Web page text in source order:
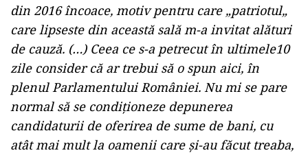
din 2016 încoace, motiv pentru care „patriotul„
care lipseste din această sală m-a invitat alături
de cauză. (…) Ceea ce s-a petrecut în ultimele10
zile consider că ar trebui să o spun aici, în
plenul Parlamentului României. Nu mi se pare
normal să se condiționeze depunerea
candidaturii de oferirea de sume de bani, cu
atât mai mult la oamenii care și-au făcut treaba,